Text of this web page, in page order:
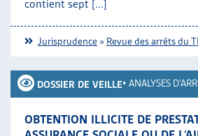
contient sept [...]
Jurisprudence » Revue des arrêts du
DOSSIER DE VEILLE• ANALYSES
OBTENTION ILLICITE DE